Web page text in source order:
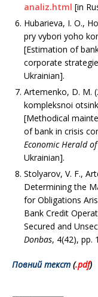
analiz.html [in
Hubarieva, I. O.,
pry vybori yoho
[Estimation of
corporate
Ukrainian].
Artemenko, D. M.
kompleksnoi
[Methodical
of bank in crisis
Economic Herald
Ukrainian].
Stolyarov, V. F.,
Determining the
for Obligations
Bank Credit
Secured and
Donbas, 4(42), рр.
Повний текст (.pdf)